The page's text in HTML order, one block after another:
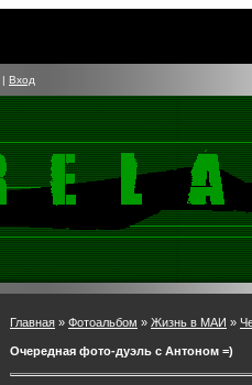
| Вход
Главная » Фотоальбом » Жизнь в МАИ »
Очередная фото-дуэль с Антоном =)